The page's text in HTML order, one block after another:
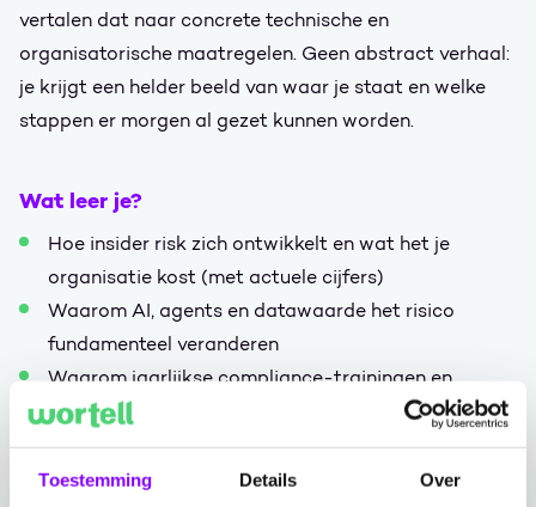
Toestemming Details Over
vertalen dat naar concrete technische en
organisatorische maatregelen. Geen abstract verhaal:
je krijgt een helder beeld van waar je staat en welke
stappen er morgen al gezet kunnen worden.
Wat leer je?
Hoe insider risk zich ontwikkelt en wat het je
organisatie kost (met actuele cijfers)
Waarom AI, agents en datawaarde het risico
fundamenteel veranderen
Waarom jaarlijkse compliance-trainingen en
standaard phishing-simulaties hun grens hebben
bereikt
Welke technische maatregelen ertoe doen: data